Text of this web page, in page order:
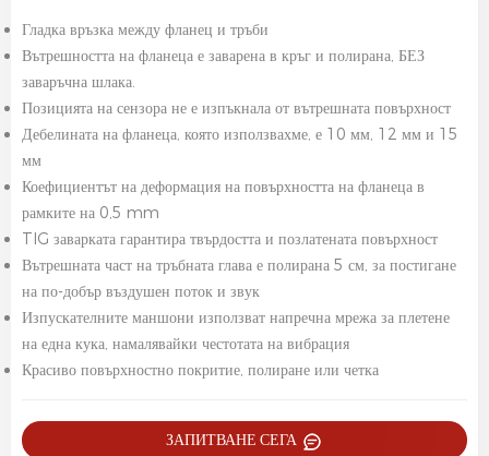
Гладка връзка между фланец и тръби
Вътрешността на фланеца е заварена в кръг и полирана, БЕЗ
заваръчна шлака.
Позицията на сензора не е изпъкнала от вътрешната повърхност
Дебелината на фланеца, която използвахме, е 10 мм, 12 мм и 15
мм
Коефициентът на деформация на повърхността на фланеца в
рамките на 0,5 mm
TIG заварката гарантира твърдостта и позлатената повърхност
Вътрешната част на тръбната глава е полирана 5 см, за постигане
на по-добър въздушен поток и звук
Изпускателните маншони използват напречна мрежа за плетене
на една кука, намалявайки честотата на вибрация
Красиво повърхностно покритие, полиране или четка
ЗАПИТВАНЕ СЕГА